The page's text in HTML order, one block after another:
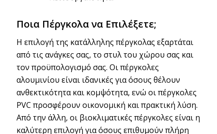
Ποια Πέργκολα να Επιλέξετε;
Η επιλογή της κατάλληλης πέργκολας εξαρτάται
από τις ανάγκες σας, το στυλ του χώρου σας και
τον προϋπολογισμό σας. Οι πέργκολες
αλουμινίου είναι ιδανικές για όσους θέλουν
ανθεκτικότητα και κομψότητα, ενώ οι πέργκολες
PVC προσφέρουν οικονομική και πρακτική λύση.
Από την άλλη, οι βιοκλιματικές πέργκολες είναι η
καλύτερη επιλογή για όσους επιθυμούν πλήρη